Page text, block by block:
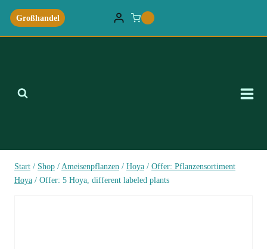
Zum
Inhalt
springen
Großhandel
Start / Shop / Ameisenpflanzen / Hoya / Offer: Pflanzensortiment
Hoya / Offer: 5 Hoya, different labeled plants